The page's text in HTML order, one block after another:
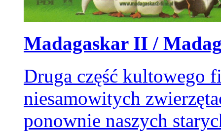
Madagaskar II /
Druga część kultowego
niesamowitych
ponownie naszych